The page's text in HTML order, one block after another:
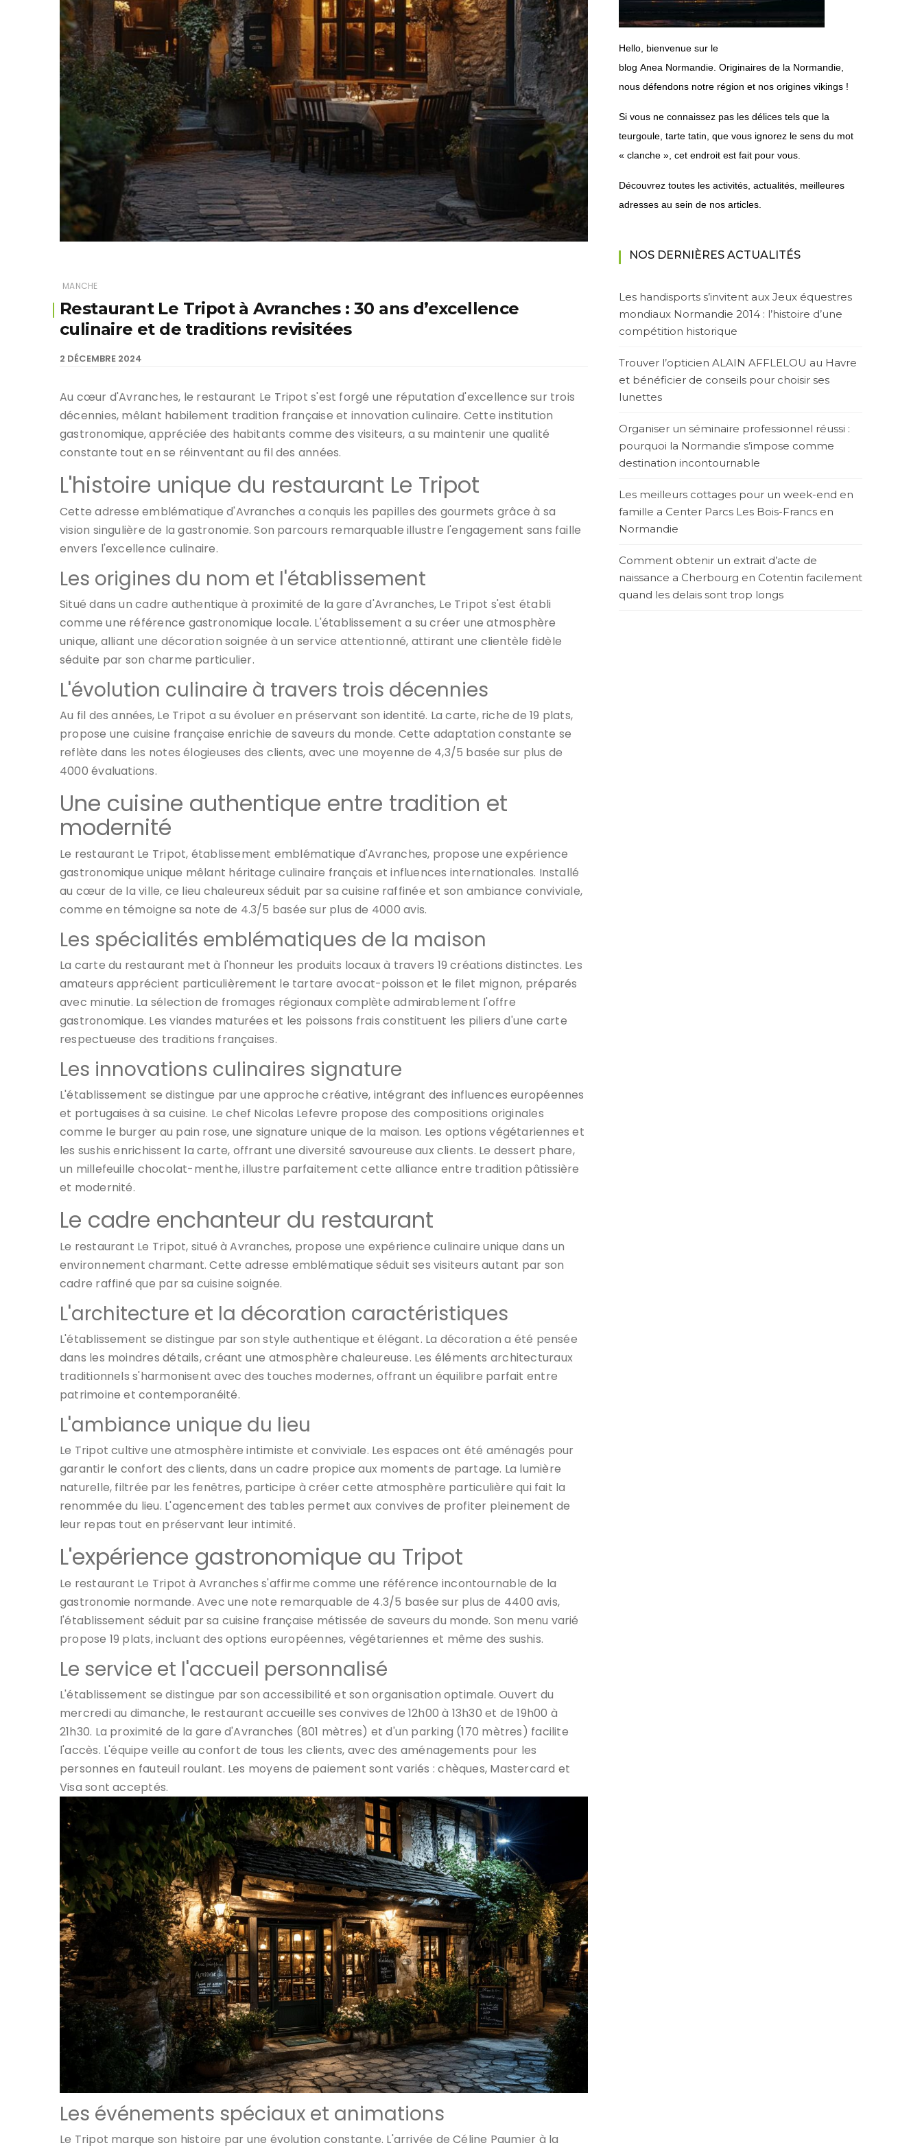
MANCHE
Restaurant Le Tripot à Avranches : 30 ans d’excellence
culinaire et de traditions revisitées
2 DÉCEMBRE 2024
Au cœur d'Avranches, le restaurant Le Tripot s'est forgé une réputation d'excellence sur trois
décennies, mêlant habilement tradition française et innovation culinaire. Cette institution
gastronomique, appréciée des habitants comme des visiteurs, a su maintenir une qualité
constante tout en se réinventant au fil des années.
L'histoire unique du restaurant Le Tripot
Cette adresse emblématique d'Avranches a conquis les papilles des gourmets grâce à sa
vision singulière de la gastronomie. Son parcours remarquable illustre l'engagement sans faille
envers l'excellence culinaire.
Les origines du nom et l'établissement
Situé dans un cadre authentique à proximité de la gare d'Avranches, Le Tripot s'est établi
comme une référence gastronomique locale. L'établissement a su créer une atmosphère
unique, alliant une décoration soignée à un service attentionné, attirant une clientèle fidèle
séduite par son charme particulier.
L'évolution culinaire à travers trois décennies
Au fil des années, Le Tripot a su évoluer en préservant son identité. La carte, riche de 19 plats,
propose une cuisine française enrichie de saveurs du monde. Cette adaptation constante se
reflète dans les notes élogieuses des clients, avec une moyenne de 4,3/5 basée sur plus de
4000 évaluations.
Une cuisine authentique entre tradition et
modernité
Le restaurant Le Tripot, établissement emblématique d'Avranches, propose une expérience
gastronomique unique mêlant héritage culinaire français et influences internationales. Installé
au cœur de la ville, ce lieu chaleureux séduit par sa cuisine raffinée et son ambiance conviviale,
comme en témoigne sa note de 4.3/5 basée sur plus de 4000 avis.
Les spécialités emblématiques de la maison
La carte du restaurant met à l'honneur les produits locaux à travers 19 créations distinctes. Les
amateurs apprécient particulièrement le tartare avocat-poisson et le filet mignon, préparés
avec minutie. La sélection de fromages régionaux complète admirablement l'offre
gastronomique. Les viandes maturées et les poissons frais constituent les piliers d'une carte
respectueuse des traditions françaises.
Les innovations culinaires signature
L'établissement se distingue par une approche créative, intégrant des influences européennes
et portugaises à sa cuisine. Le chef Nicolas Lefevre propose des compositions originales
comme le burger au pain rose, une signature unique de la maison. Les options végétariennes et
les sushis enrichissent la carte, offrant une diversité savoureuse aux clients. Le dessert phare,
un millefeuille chocolat-menthe, illustre parfaitement cette alliance entre tradition pâtissière
et modernité.
Le cadre enchanteur du restaurant
Le restaurant Le Tripot, situé à Avranches, propose une expérience culinaire unique dans un
environnement charmant. Cette adresse emblématique séduit ses visiteurs autant par son
cadre raffiné que par sa cuisine soignée.
L'architecture et la décoration caractéristiques
L'établissement se distingue par son style authentique et élégant. La décoration a été pensée
dans les moindres détails, créant une atmosphère chaleureuse. Les éléments architecturaux
traditionnels s'harmonisent avec des touches modernes, offrant un équilibre parfait entre
patrimoine et contemporanéité.
L'ambiance unique du lieu
Le Tripot cultive une atmosphère intimiste et conviviale. Les espaces ont été aménagés pour
garantir le confort des clients, dans un cadre propice aux moments de partage. La lumière
naturelle, filtrée par les fenêtres, participe à créer cette atmosphère particulière qui fait la
renommée du lieu. L'agencement des tables permet aux convives de profiter pleinement de
leur repas tout en préservant leur intimité.
L'expérience gastronomique au Tripot
Le restaurant Le Tripot à Avranches s'affirme comme une référence incontournable de la
gastronomie normande. Avec une note remarquable de 4.3/5 basée sur plus de 4400 avis,
l'établissement séduit par sa cuisine française métissée de saveurs du monde. Son menu varié
propose 19 plats, incluant des options européennes, végétariennes et même des sushis.
Le service et l'accueil personnalisé
L'établissement se distingue par son accessibilité et son organisation optimale. Ouvert du
mercredi au dimanche, le restaurant accueille ses convives de 12h00 à 13h30 et de 19h00 à
21h30. La proximité de la gare d'Avranches (801 mètres) et d'un parking (170 mètres) facilite
l'accès. L'équipe veille au confort de tous les clients, avec des aménagements pour les
personnes en fauteuil roulant. Les moyens de paiement sont variés : chèques, Mastercard et
Visa sont acceptés.
Les événements spéciaux et animations
Le Tripot marque son histoire par une évolution constante. L'arrivée de Céline Paumier à la
Hello, bienvenue sur le
blog Anea Normandie. Originaires de la Normandie,
nous défendons notre région et nos origines vikings !
Si vous ne connaissez pas les délices tels que la
teurgoule, tarte tatin, que vous ignorez le sens du mot
« clanche », cet endroit est fait pour vous.
Découvrez toutes les activités, actualités, meilleures
adresses au sein de nos articles.
NOS DERNIÈRES ACTUALITÉS
Les handisports s’invitent aux Jeux équestres
mondiaux Normandie 2014 : l’histoire d’une
compétition historique
Trouver l’opticien ALAIN AFFLELOU au Havre
et bénéficier de conseils pour choisir ses
lunettes
Organiser un séminaire professionnel réussi :
pourquoi la Normandie s’impose comme
destination incontournable
Les meilleurs cottages pour un week-end en
famille a Center Parcs Les Bois-Francs en
Normandie
Comment obtenir un extrait d’acte de
naissance a Cherbourg en Cotentin facilement
quand les delais sont trop longs